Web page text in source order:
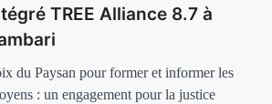
TREE Alliance 8.7 à
du Paysan pour former et informer les
: un engagement pour la justice